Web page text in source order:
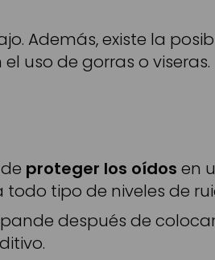
Además, existe la
uso de gorras o viseras.
proteger los oídos en
tipo de niveles de
después de